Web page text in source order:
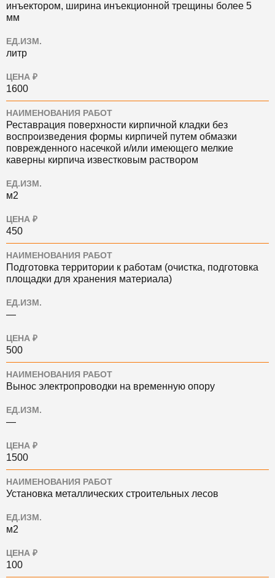
инъектором, ширина инъекционной трещины более 5
мм
ЕД.ИЗМ.
литр
ЦЕНА ₽
1600
НАИМЕНОВАНИЯ РАБОТ
Реставрация поверхности кирпичной кладки без
воспроизведения формы кирпичей путем обмазки
поврежденного насечкой и/или имеющего мелкие
каверны кирпича известковым раствором
ЕД.ИЗМ.
м2
ЦЕНА ₽
450
НАИМЕНОВАНИЯ РАБОТ
Подготовка территории к работам (очистка, подготовка
площадки для хранения материала)
ЕД.ИЗМ.
—
ЦЕНА ₽
500
НАИМЕНОВАНИЯ РАБОТ
Вынос электропроводки на временную опору
ЕД.ИЗМ.
—
ЦЕНА ₽
1500
НАИМЕНОВАНИЯ РАБОТ
Установка металлических строительных лесов
ЕД.ИЗМ.
м2
ЦЕНА ₽
100